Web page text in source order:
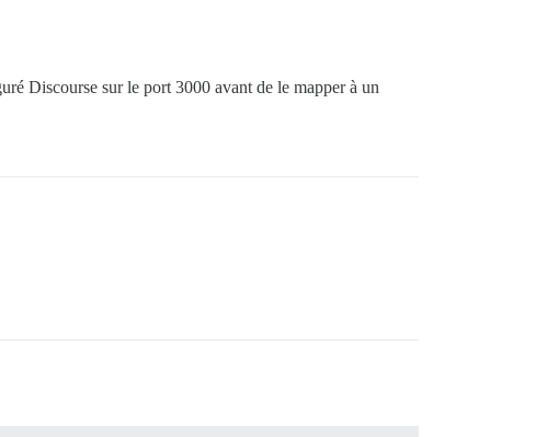
Discourse sur le port 3000 avant de le mapper à un